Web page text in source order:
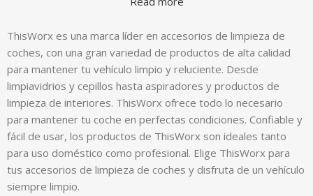
ThisWorx es una marca líder en accesorios de limpieza de
coches, con una gran variedad de productos de alta calidad
para mantener tu vehículo limpio y reluciente. Desde
limpiavidrios y cepillos hasta aspiradores y productos de
limpieza de interiores. ThisWorx ofrece todo lo necesario
para mantener tu coche en perfectas condiciones. Confiable y
fácil de usar, los productos de ThisWorx son ideales tanto
para uso doméstico como profesional. Elige ThisWorx para
tus accesorios de limpieza de coches y disfruta de un vehículo
siempre limpio.